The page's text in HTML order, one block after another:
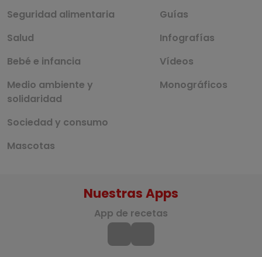
Seguridad alimentaria
Salud
Bebé e infancia
Medio ambiente y
solidaridad
Sociedad y consumo
Mascotas
Guías
Infografías
Vídeos
Monográficos
Nuestras Apps
App de recetas